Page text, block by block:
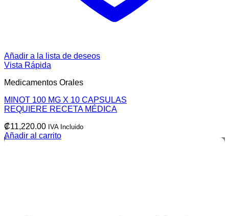
Añadir a la lista de deseos
Vista Rápida
Medicamentos Orales
MINOT 100 MG X 10 CAPSULAS
REQUIERE RECETA MÉDICA
₡11,220.00 IVA Incluido
Añadir al carrito